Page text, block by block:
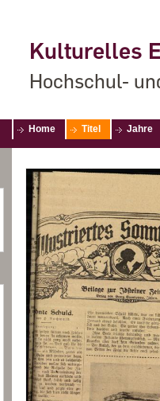
Kulturelles
Hochschul-
Home Titel Jahre